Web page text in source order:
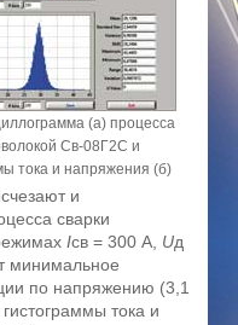
(а) процесса
Св-08Г2С и
тока и напряжения (б)
и
сварки
Iсв = 300 А, Uд
минимальное
по напряжению (3,1
тока и